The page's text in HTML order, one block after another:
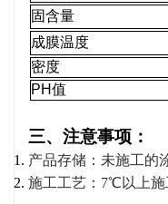
固含量
成膜温度
密度
PH值
三、注意事项：
产品存储：未施工的
施工工艺：7℃以上施